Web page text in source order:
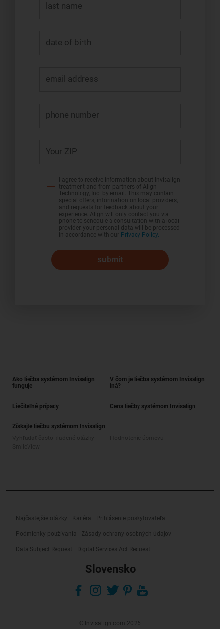
last name
date of birth
email address
phone number
Your ZIP
I agree to receive information about Invisalign
treatment and from partners of Align
Technology, Inc. by email. This may contain
special offers, information on local providers,
and requests for feedback about your
experience. Align will only contact you via
phone to schedule a consultation with a local
provider. your personal data will be processed
in accordance with our Privacy Policy.
submit
Ako liečba systémom Invisalign
funguje
V čom je liečba systémom Invisalign
iná?
Liečiteľné prípady Cena liečby systémom Invisalign
Získajte liečbu systémom Invisalign
Najčastejšie otázky Kariéra Prihlásenie poskytovateľa
Podmienky používania Zásady ochrany osobných údajov
Data Subject Request Digital Services Act Request
Slovensko
© Invisalign.com 2026